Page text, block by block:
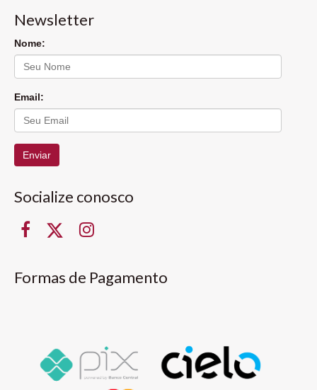
Newsletter
Nome:
Email:
Enviar
Socialize conosco
Formas de Pagamento